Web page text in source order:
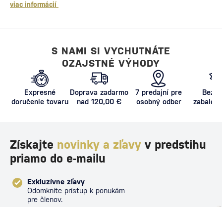
viac informácií
S NAMI SI VYCHUTNÁTE
OZAJSTNÉ VÝHODY
Expresné
doručenie tovaru
Doprava zadarmo
nad 120,00 €
7 predajní pre
osobný odber
Získajte novinky a zľavy v predstihu
priamo do e-mailu
Exkluzívne zľavy
Odomknite prístup k ponukám
pre členov.